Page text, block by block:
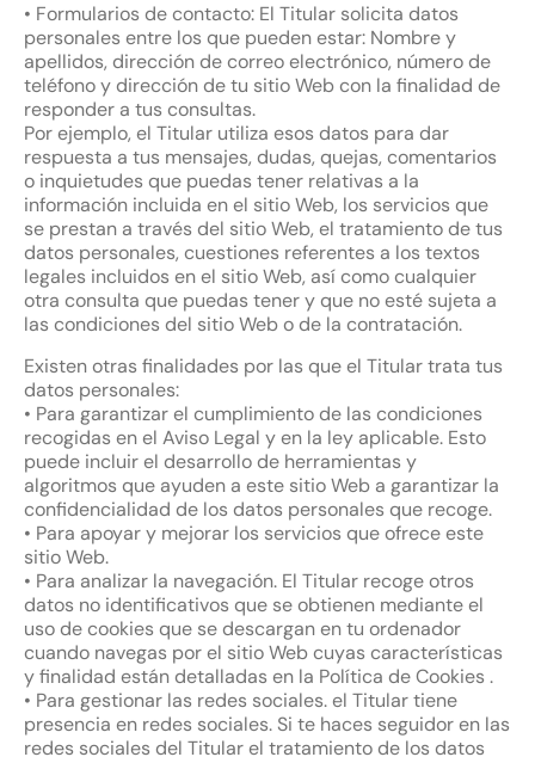
• Formularios de contacto: El Titular solicita datos
personales entre los que pueden estar: Nombre y
apellidos, dirección de correo electrónico, número de
teléfono y dirección de tu sitio Web con la finalidad de
responder a tus consultas.
Por ejemplo, el Titular utiliza esos datos para dar
respuesta a tus mensajes, dudas, quejas, comentarios
o inquietudes que puedas tener relativas a la
información incluida en el sitio Web, los servicios que
se prestan a través del sitio Web, el tratamiento de tus
datos personales, cuestiones referentes a los textos
legales incluidos en el sitio Web, así como cualquier
otra consulta que puedas tener y que no esté sujeta a
las condiciones del sitio Web o de la contratación.
Existen otras finalidades por las que el Titular trata tus
datos personales:
• Para garantizar el cumplimiento de las condiciones
recogidas en el Aviso Legal y en la ley aplicable. Esto
puede incluir el desarrollo de herramientas y
algoritmos que ayuden a este sitio Web a garantizar la
confidencialidad de los datos personales que recoge.
• Para apoyar y mejorar los servicios que ofrece este
sitio Web.
• Para analizar la navegación. El Titular recoge otros
datos no identificativos que se obtienen mediante el
uso de cookies que se descargan en tu ordenador
cuando navegas por el sitio Web cuyas características
y finalidad están detalladas en la Política de Cookies .
• Para gestionar las redes sociales. el Titular tiene
presencia en redes sociales. Si te haces seguidor en las
redes sociales del Titular el tratamiento de los datos